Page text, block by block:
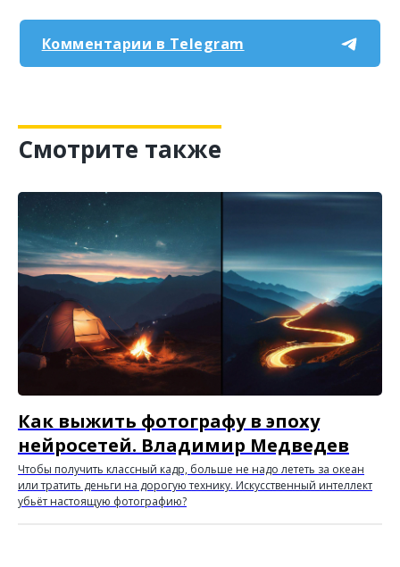
Комментарии в Telegram
Смотрите также
Как выжить фотографу в эпоху
нейросетей. Владимир Медведев
Чтобы получить классный кадр, больше не надо лететь за океан
или тратить деньги на дорогую технику. Искусственный интеллект
убьёт настоящую фотографию?
Фотовыставки NPT
Nature Photo Camp